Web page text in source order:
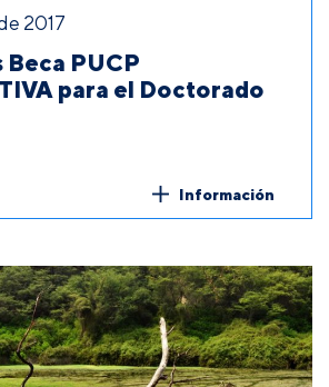
2017
PUCP
para el Doctorado
Información